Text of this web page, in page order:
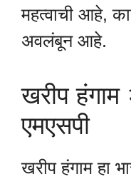
महत्वाची आहे,
अवलंबून आहे.
खरीप
एमएसपी
खरीप हंगाम हा